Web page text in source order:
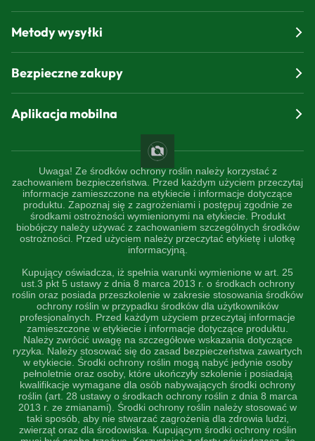
Metody wysyłki
Bezpieczne zakupy
Aplikacja mobilna
Uwaga! Ze środków ochrony roślin należy korzystać z
zachowaniem bezpieczeństwa. Przed każdym użyciem przeczytaj
informacje zamieszczone na etykiecie i informacje dotyczące
produktu. Zapoznaj się z zagrożeniami i postępuj zgodnie ze
środkami ostrożności wymienionymi na etykiecie. Produkt
biobójczy należy używać z zachowaniem szczególnych środków
ostrożności. Przed użyciem należy przeczytać etykietę i ulotkę
informacyjną.
Kupujący oświadcza, iż spełnia warunki wymienione w art. 25
ust.3 pkt 5 ustawy z dnia 8 marca 2013 r. o środkach ochrony
roślin oraz posiada przeszkolenie w zakresie stosowania środków
ochrony roślin w przypadku środków dla użytkowników
profesjonalnych. Przed każdym użyciem przeczytaj informacje
zamieszczone w etykiecie i informacje dotyczące produktu.
Należy zwrócić uwagę na szczegółowe wskazania dotyczące
ryzyka. Należy stosować się do zasad bezpieczeństwa zawartych
w etykiecie. Środki ochrony roślin mogą nabyć jedynie osoby
pełnoletnie oraz osoby, które ukończyły szkolenie i posiadają
kwalifikacje wymagane dla osób nabywających środki ochrony
roślin (art. 28 ustawy o środkach ochrony roślin z dnia 8 marca
2013 r. ze zmianami). Środki ochrony roślin należy stosować w
taki sposób, aby nie stwarzać zagrożenia dla zdrowia ludzi,
zwierząt oraz dla środowiska. Kupującym środki ochrony roślin